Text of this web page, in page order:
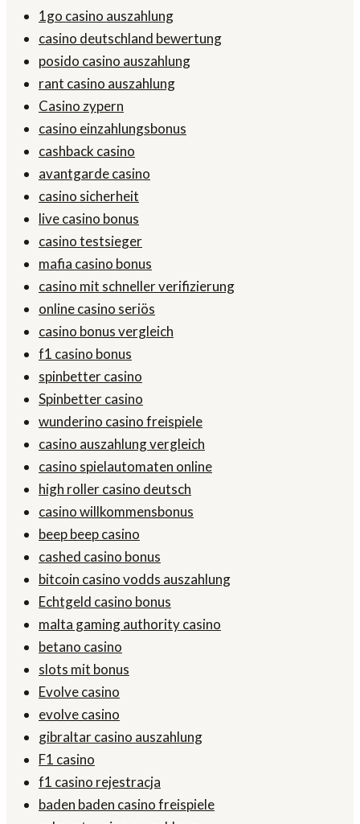
1go casino auszahlung
casino deutschland bewertung
posido casino auszahlung
rant casino auszahlung
Casino zypern
casino einzahlungsbonus
cashback casino
avantgarde casino
casino sicherheit
live casino bonus
casino testsieger
mafia casino bonus
casino mit schneller verifizierung
online casino seriös
casino bonus vergleich
f1 casino bonus
spinbetter casino
Spinbetter casino
wunderino casino freispiele
casino auszahlung vergleich
casino spielautomaten online
high roller casino deutsch
casino willkommensbonus
beep beep casino
cashed casino bonus
bitcoin casino vodds auszahlung
Echtgeld casino bonus
malta gaming authority casino
betano casino
slots mit bonus
Evolve casino
evolve casino
gibraltar casino auszahlung
F1 casino
f1 casino rejestracja
baden baden casino freispiele